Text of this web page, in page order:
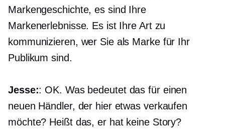
Markengeschichte, es sind Ihre
Markenerlebnisse. Es ist Ihre Art zu
kommunizieren, wer Sie als Marke für Ihr
Publikum sind.
Jesse:: OK. Was bedeutet das für einen
neuen Händler, der hier etwas verkaufen
möchte? Heißt das, er hat keine Story?